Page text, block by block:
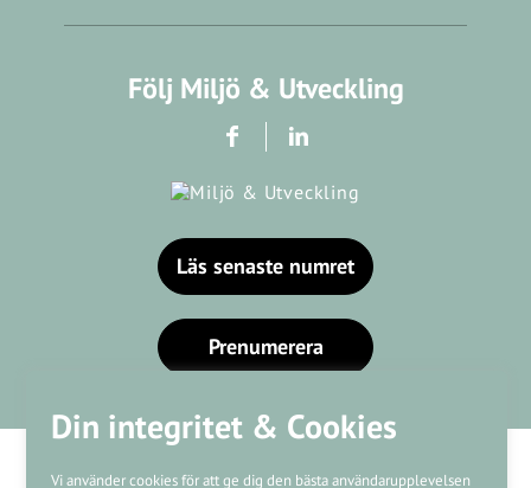
Din integritet & Cookies
Vi använder cookies för att ge dig den bästa användarupplevelsen
Följ Miljö & Utveckling
Läs senaste numret
Prenumerera